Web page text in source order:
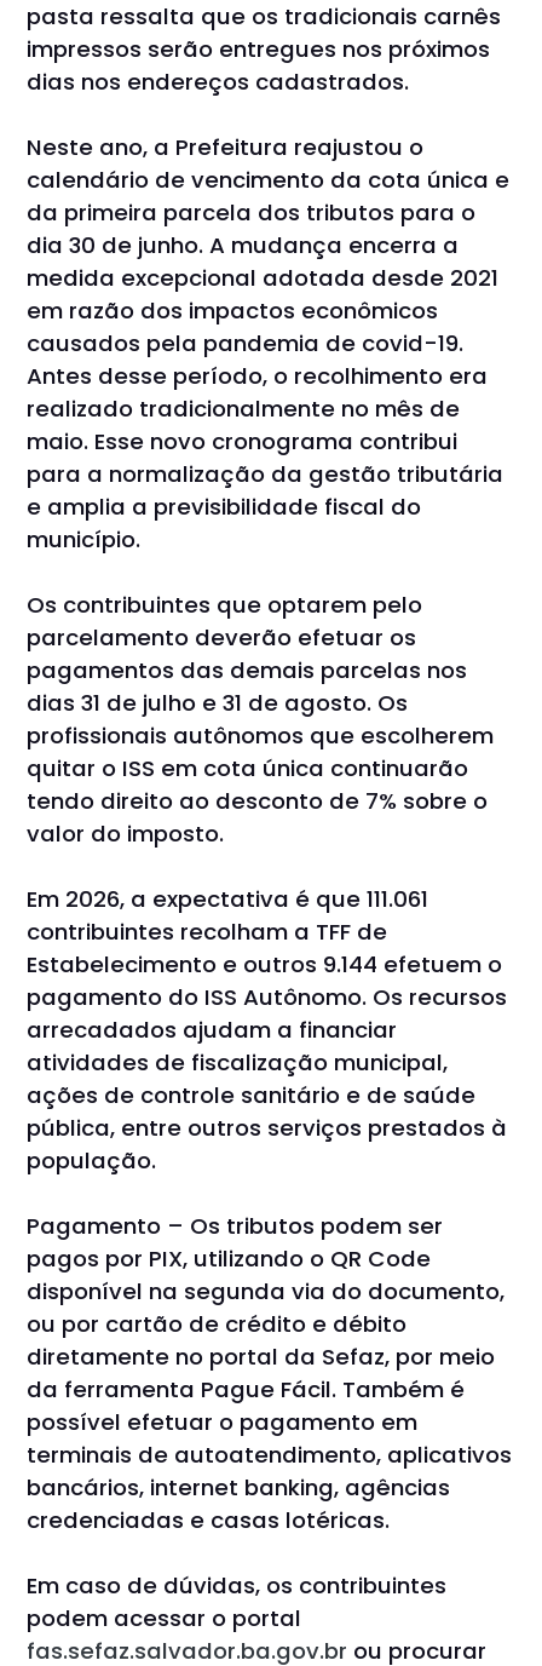
pasta ressalta que os tradicionais carnês
impressos serão entregues nos próximos
dias nos endereços cadastrados.
Neste ano, a Prefeitura reajustou o
calendário de vencimento da cota única e
da primeira parcela dos tributos para o
dia 30 de junho. A mudança encerra a
medida excepcional adotada desde 2021
em razão dos impactos econômicos
causados pela pandemia de covid-19.
Antes desse período, o recolhimento era
realizado tradicionalmente no mês de
maio. Esse novo cronograma contribui
para a normalização da gestão tributária
e amplia a previsibilidade fiscal do
município.
Os contribuintes que optarem pelo
parcelamento deverão efetuar os
pagamentos das demais parcelas nos
dias 31 de julho e 31 de agosto. Os
profissionais autônomos que escolherem
quitar o ISS em cota única continuarão
tendo direito ao desconto de 7% sobre o
valor do imposto.
Em 2026, a expectativa é que 111.061
contribuintes recolham a TFF de
Estabelecimento e outros 9.144 efetuem o
pagamento do ISS Autônomo. Os recursos
arrecadados ajudam a financiar
atividades de fiscalização municipal,
ações de controle sanitário e de saúde
pública, entre outros serviços prestados à
população.
Pagamento – Os tributos podem ser
pagos por PIX, utilizando o QR Code
disponível na segunda via do documento,
ou por cartão de crédito e débito
diretamente no portal da Sefaz, por meio
da ferramenta Pague Fácil. Também é
possível efetuar o pagamento em
terminais de autoatendimento, aplicativos
bancários, internet banking, agências
credenciadas e casas lotéricas.
Em caso de dúvidas, os contribuintes
podem acessar o portal
fas.sefaz.salvador.ba.gov.br ou procurar